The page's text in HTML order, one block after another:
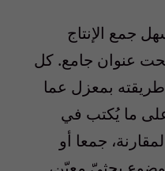
جمع الإنتاج
عنوان جامع. كل
بمعزل عما
ما يُكتب في
جمعا أو